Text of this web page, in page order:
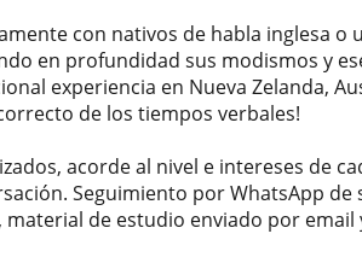
con nativos de habla inglesa o
en profundidad sus modismos y
experiencia en Nueva Zelanda,
de los tiempos verbales!
acorde al nivel e intereses de
Seguimiento por WhatsApp de
de estudio enviado por email